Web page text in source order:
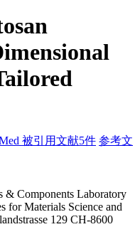
被引用文献5件 参考文
& Components Laboratory
for Materials Science and
129 CH-8600